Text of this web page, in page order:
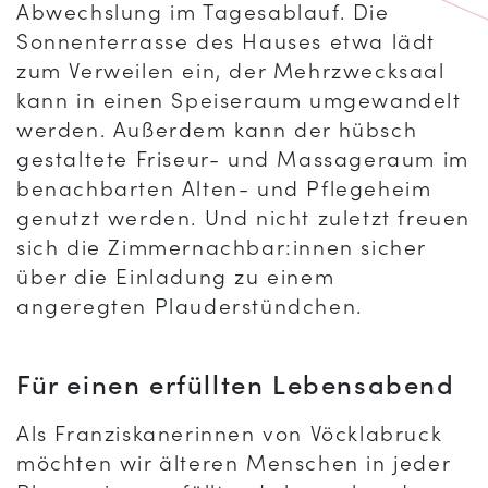
Abwechslung im Tagesablauf. Die
Sonnenterrasse des Hauses etwa lädt
zum Verweilen ein, der Mehrzwecksaal
kann in einen Speiseraum umgewandelt
werden. Außerdem kann der hübsch
gestaltete Friseur- und Massageraum im
benachbarten Alten- und Pflegeheim
genutzt werden. Und nicht zuletzt freuen
sich die Zimmernachbar:innen sicher
über die Einladung zu einem
angeregten Plauderstündchen.
Für einen erfüllten Lebensabend
Als Franziskanerinnen von Vöcklabruck
möchten wir älteren Menschen in jeder